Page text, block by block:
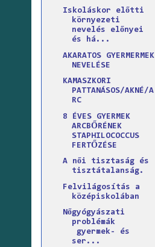
Iskoláskor előtti
környezeti
nevelés előnyei
és há...
AKARATOS GYERMERMEK
NEVELÉSE
KAMASZKORI
PATTANÁSOS/AKNÉ/A
RC
8 ÉVES GYERMEK
ARCBŐRÉNEK
STAPHILOCOCCUS
FERTŐZÉSE
A női tisztaság és
tisztátalanság.
Felvilágosítás a
középiskolában
Nőgyógyászati
problémák
gyermek- és
ser...